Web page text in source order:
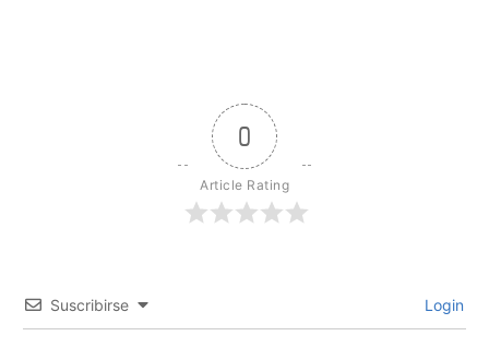
0
Article Rating
Suscribirse Login